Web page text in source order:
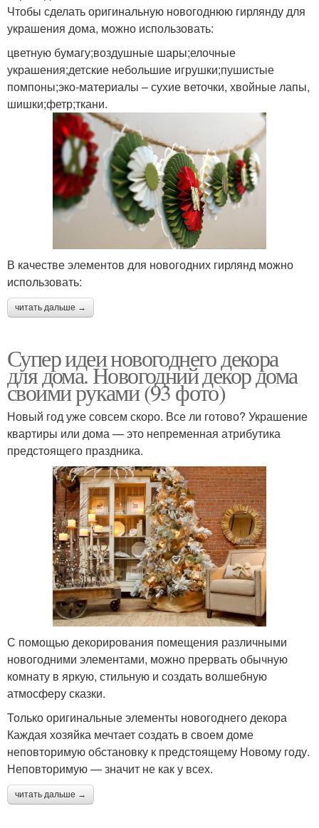
Чтобы сделать оригинальную новогоднюю гирлянду для
украшения дома, можно использовать:
цветную бумагу;воздушные шары;елочные
украшения;детские небольшие игрушки;пушистые
помпоны;эко-материалы – сухие веточки, хвойные лапы,
шишки;фетр;ткани.
В качестве элементов для новогодних гирлянд можно
использовать:
читать дальше →
Супер идеи новогоднего декора
для дома. Новогодний декор дома
своими руками (93 фото)
Новый год уже совсем скоро. Все ли готово? Украшение
квартиры или дома — это непременная атрибутика
предстоящего праздника.
С помощью декорирования помещения различными
новогодними элементами, можно прервать обычную
комнату в яркую, стильную и создать волшебную
атмосферу сказки.
Только оригинальные элементы новогоднего декора
Каждая хозяйка мечтает создать в своем доме
неповторимую обстановку к предстоящему Новому году.
Неповторимую — значит не как у всех.
читать дальше →